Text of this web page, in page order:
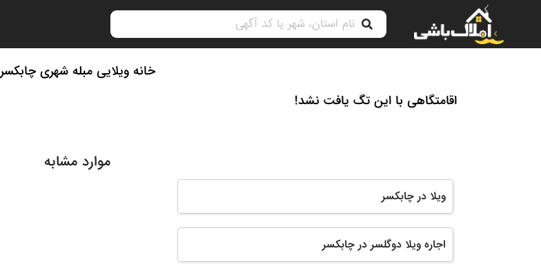
خانه ویلایی مبله شهری چابکسر
اقامتگاهی با این تگ یافت نشد!
موارد مشابه
ویلا در چابکسر
اجاره ویلا دوگلسر در چابکسر